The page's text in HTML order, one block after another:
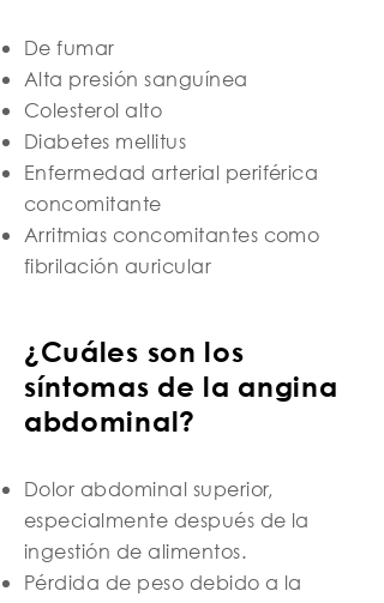
De fumar
Alta presión sanguínea
Colesterol alto
Diabetes mellitus
Enfermedad arterial periférica
concomitante
Arritmias concomitantes como
fibrilación auricular
¿Cuáles son los
síntomas de la angina
abdominal?
Dolor abdominal superior,
especialmente después de la
ingestión de alimentos.
Pérdida de peso debido a la